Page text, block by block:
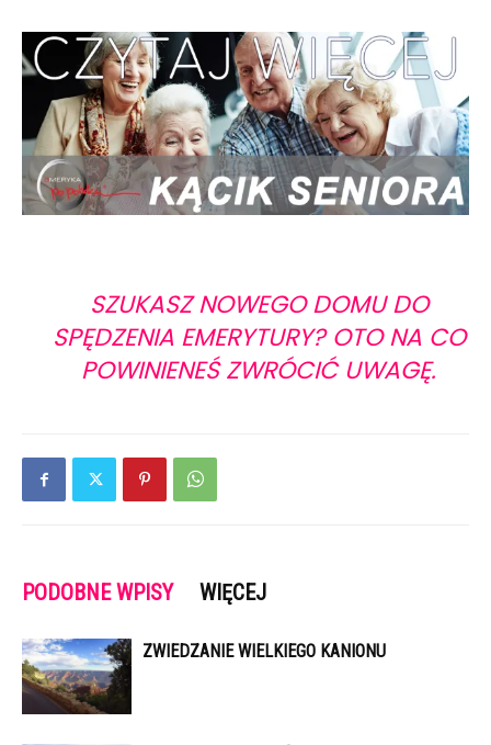
SZUKASZ NOWEGO DOMU DO
SPĘDZENIA EMERYTURY? OTO NA CO
POWINIENEŚ ZWRÓCIĆ UWAGĘ.
PODOBNE WPISY WIĘCEJ
ZWIEDZANIE WIELKIEGO KANIONU